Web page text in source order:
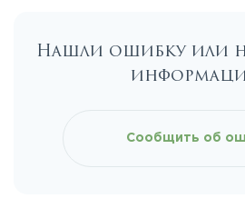
Нашли ошибку или
Сообщить об